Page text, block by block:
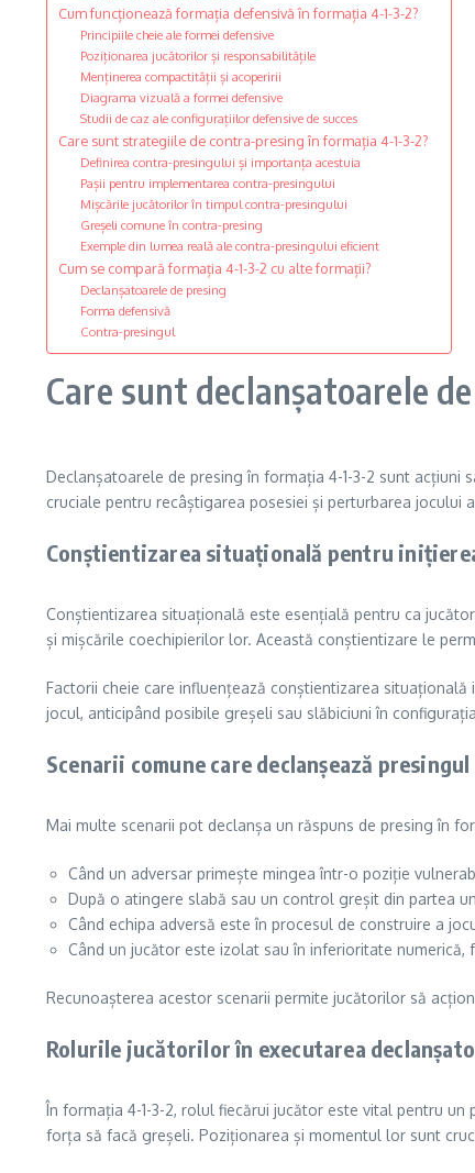
Cum funcționează formația defensivă în formația 4-1-3-2?
Principiile cheie ale formei defensive
Poziționarea jucătorilor și responsabilitățile
Menținerea compactității și acoperirii
Diagrama vizuală a formei defensive
Studii de caz ale configurațiilor defensive de succes
Care sunt strategiile de contra-presing în formația 4-1-3-2?
Definirea contra-presingului și importanța acestuia
Pașii pentru implementarea contra-presingului
Mișcările jucătorilor în timpul contra-presingului
Greșeli comune în contra-presing
Exemple din lumea reală ale contra-presingului eficient
Cum se compară formația 4-1-3-2 cu alte formații?
Declanșatoarele de presing
Forma defensivă
Contra-presingul
Care sunt declanșatoarele
Declanșatoarele de presing în formația 4-1-3-2 sunt
cruciale pentru recâștigarea posesiei și perturbarea jocului
Conștientizarea situațională pentru
Conștientizarea situațională este esențială pentru ca
și mișcările coechipierilor lor. Această conștientizare le
Factorii cheie care influențează conștientizarea
jocul, anticipând posibile greșeli sau slăbiciuni în
Scenarii comune care declanșează presingul
Mai multe scenarii pot declanșa un răspuns de presing în
Când un adversar primește mingea într-o poziție
După o atingere slabă sau un control greșit din partea
Când echipa adversă este în procesul de construire a
Când un jucător este izolat sau în inferioritate
Recunoașterea acestor scenarii permite jucătorilor să
Rolurile jucătorilor în executarea
În formația 4-1-3-2, rolul fiecărui jucător este vital pentru
forța să facă greșeli. Poziționarea și momentul lor sunt